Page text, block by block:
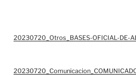
20230720_Otros_BASES-OFICIAL-DE-